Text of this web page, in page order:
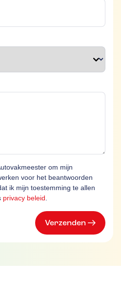
om mijn
voor het beantwoorden
ik mijn toestemming te allen
privacy beleid
Verzenden